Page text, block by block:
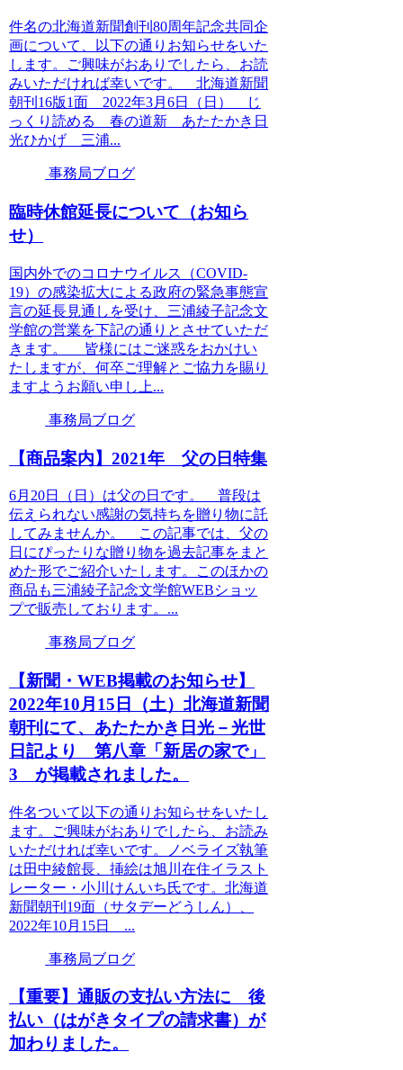
件名の北海道新聞創刊80周年記念共同企
画について、以下の通りお知らせをいた
します。ご興味がおありでしたら、お読
みいただければ幸いです。 北海道新聞
朝刊16版1面 2022年3月6日（日） じ
っくり読める 春の道新 あたたかき日
光ひかげ 三浦...
事務局ブログ
臨時休館延長について（お知ら
せ）
国内外でのコロナウイルス（COVID-
19）の感染拡大による政府の緊急事態宣
言の延長見通しを受け、三浦綾子記念文
学館の営業を下記の通りとさせていただ
きます。 皆様にはご迷惑をおかけい
たしますが、何卒ご理解とご協力を賜り
ますようお願い申し上...
事務局ブログ
【商品案内】2021年 父の日特集
6月20日（日）は父の日です。 普段は
伝えられない感謝の気持ちを贈り物に託
してみませんか。 この記事では、父の
日にぴったりな贈り物を過去記事をまと
めた形でご紹介いたします。このほかの
商品も三浦綾子記念文学館WEBショッ
プで販売しております。...
事務局ブログ
【新聞・WEB掲載のお知らせ】
2022年10月15日（土）北海道新聞
朝刊にて、あたたかき日光－光世
日記より 第八章「新居の家で」
3 が掲載されました。
件名ついて以下の通りお知らせをいたし
ます。ご興味がおありでしたら、お読み
いただければ幸いです。ノベライズ執筆
は田中綾館長、挿絵は旭川在住イラスト
レーター・小川けんいち氏です。北海道
新聞朝刊19面（サタデーどうしん）、
2022年10月15日 ...
事務局ブログ
【重要】通販の支払い方法に 後
払い（はがきタイプの請求書）が
加わりました。